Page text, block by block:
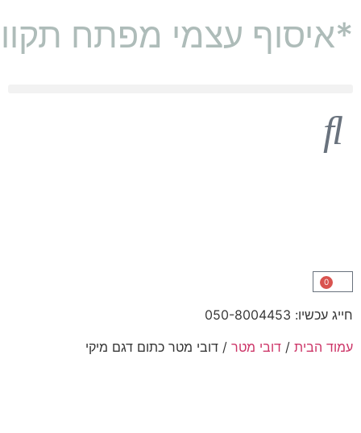
*איסוף עצמי מפתח
0
חייג עכשיו: 050-8004453
עמוד הבית / דובי מטר / דובי מטר כתום דגם מיקי